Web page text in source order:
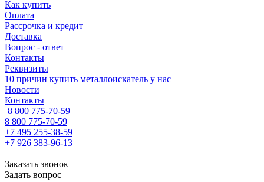
Как купить
Оплата
Рассрочка и кредит
Доставка
Вопрос - ответ
Контакты
Реквизиты
10 причин купить металлоискатель у нас
Новости
Контакты
8 800 775-70-59
8 800 775-70-59
+7 495 255-38-59
+7 926 383-96-13
Заказать звонок
Задать вопрос